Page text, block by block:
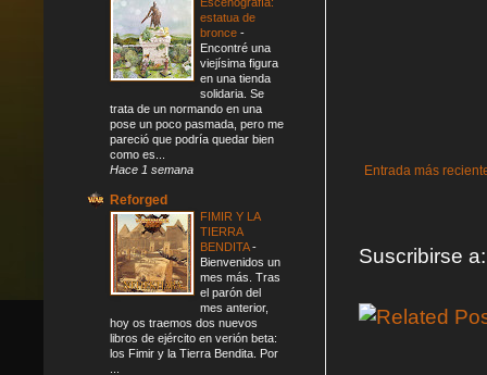
Entrada más
Suscribirse
estatua de
bronce -
Encontré una
viejísima figura
en una tienda
solidaria. Se
trata de un normando en una
pose un poco pasmada, pero me
pareció que podría quedar bien
como es...
Hace 1 semana
Reforged
FIMIR Y LA
TIERRA
BENDITA-
Bienvenidos un
mes más. Tras
el parón del
mes anterior,
hoy os traemos dos nuevos
libros de ejército en verión beta:
los Fimir y la Tierra Bendita. Por